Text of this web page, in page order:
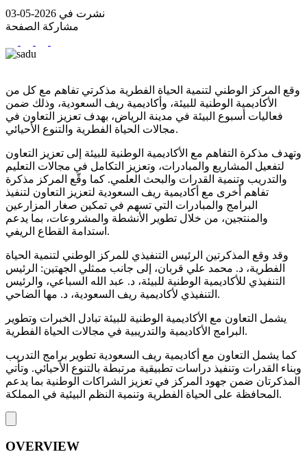
نشرت في 2026-05-03
مشاركة الصفحة
وقع المركز الوطني لتنمية الحياة الفطرية مذكرتي تفاهم مع كل من
الأكاديمية الوطنية للبيئة، وأكاديمية ريف السعودية، وذلك ضمن
فعاليات أسبوع البيئة في مدينة الرياض، بهدف تعزيز التعاون في
مجالات الحياة الفطرية والتنوع الأحيائي.
وتهدف مذكرة التفاهم مع الأكاديمية الوطنية للبيئة إلى تعزيز التعاون
لتفعيل المشاريع والمبادرات، وتعزيز التكامل في مجالات التعليم
والتدريب وتنمية القدرات والبحث العلمي. كما وقّع المركز مذكرة
تفاهم أخرى مع أكاديمية ريف السعودية لتعزيز التعاون لتنفيذ
البرامج والمبادرات التي تسهم في تمكين صغار المزارعين
والمنتجين، من خلال تطوير الأنشطة والمشروعات، بما يدعم
استدامة القطاع الريفي.
وقد وقع المذكرتين الرئيس التنفيذي للمركز الوطني لتنمية الحياة
الفطرية، د. محمد علي قربان، إلى جانب ممثلي الجهتين: الرئيس
التنفيذي للأكاديمية الوطنية للبيئة، د. عبد الله السباعي، والرئيس
التنفيذي لأكاديمية ريف السعودية، د. مها الضاحي.
يشمل التعاون مع الأكاديمية الوطنية للبيئة تبادل الخبرات وتطوير
البرامج الأكاديمية والتدريبية في مجالات الحياة الفطرية.
كما يشمل التعاون مع أكاديمية ريف السعودية تطوير برامج التدريب
وبناء القدرات وتنفيذ دراسات تطبيقية مرتبطة بالتنوع الأحيائي. وتأتي
المذكرتان ضمن جهود المركز في تعزيز الشراكات الوطنية بما يدعم
المحافظة على الحياة الفطرية وتنمية النظم البيئية في المملكة.
OVERVIEW